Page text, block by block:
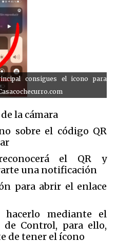
consigues el icono para
la cámara
sobre el código QR
el QR y
una notificación
para abrir el enlace
hacerlo mediante el
Control, para ello,
de tener el ícono